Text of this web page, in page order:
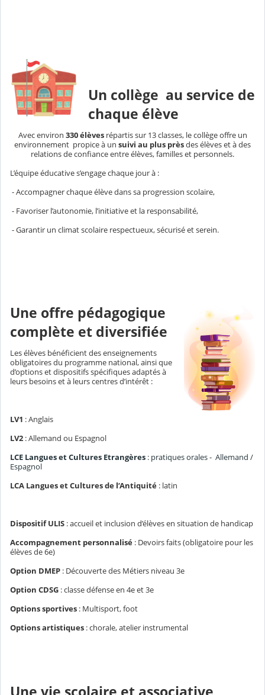
Un collège au service de
chaque élève
Avec environ 330 élèves répartis sur 13 classes, le collège offre un
environnement propice à un suivi au plus prèsdes élèves et à des
relations de confiance entre élèves, familles et personnels.
L’équipe éducative s’engage chaque jour à :
- Accompagner chaque élève dans sa progression scolaire,
- Favoriser l’autonomie, l’initiative et la responsabilité,
- Garantir un climat scolaire respectueux, sécurisé et serein.
Une offre pédagogique
complète et diversifiée
Les élèves bénéficient des enseignements
obligatoires du programme national, ainsi que
d’options et dispositifs spécifiques adaptés à
leurs besoins et à leurs centres d’intérêt :
LV1 : Anglais
LV2 : Allemand ou Espagnol
LCE Langues et Cultures Etrangères : pratiques orales - Allemand /
Espagnol
LCA Langues et Cultures de l’Antiquité : latin
Dispositif ULIS : accueil et inclusion d’élèves en situation de handicap
Accompagnement personnalisé : Devoirs faits (obligatoire pour les
élèves de 6e)
Option DMEP : Découverte des Métiers niveau 3e
Option CDSG : classe défense en 4e et 3e
Options sportives : Multisport, foot
Options artistiques : chorale, atelier instrumental